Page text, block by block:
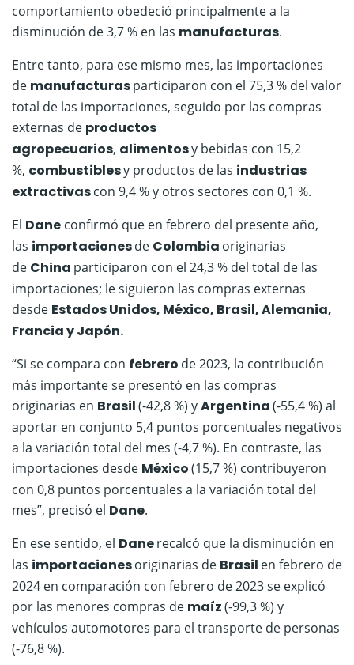
comportamiento obedeció principalmente a la
disminución de 3,7 % en las manufacturas.
Entre tanto, para ese mismo mes, las importaciones
de manufacturasparticiparon con el 75,3 % del valor
total de las importaciones, seguido por las compras
externas de productos
agropecuarios, alimentosy bebidas con 15,2
%, combustiblesy productos de las industrias
extractivascon 9,4 % y otros sectores con 0,1 %.
El Dane confirmó que en febrero del presente año,
las importacionesde Colombia originarias
de China participaron con el 24,3 % del total de las
importaciones; le siguieron las compras externas
desde Estados Unidos, México, Brasil, Alemania,
Francia y Japón.
“Si se compara con febrero de 2023, la contribución
más importante se presentó en las compras
originarias en Brasil(-42,8 %) yArgentina(-55,4 %) al
aportar en conjunto 5,4 puntos porcentuales negativos
a la variación total del mes (-4,7 %). En contraste, las
importaciones desde México(15,7 %) contribuyeron
con 0,8 puntos porcentuales a la variación total del
mes”, precisó el Dane.
En ese sentido, el Danerecalcó que la disminución en
las importacionesoriginarias de Brasil en febrero de
2024 en comparación con febrero de 2023 se explicó
por las menores compras de maíz(-99,3 %) y
vehículos automotores para el transporte de personas
(-76,8 %).